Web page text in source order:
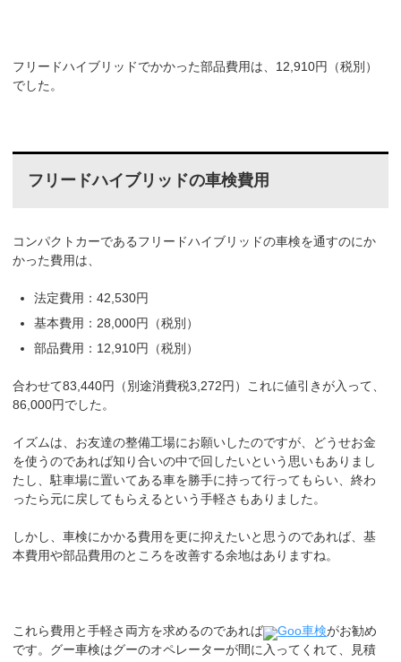
フリードハイブリッドでかかった部品費用は、12,910円（税別）
でした。
フリードハイブリッドの車検費用
コンパクトカーであるフリードハイブリッドの車検を通すのにか
かった費用は、
法定費用：42,530円
基本費用：28,000円（税別）
部品費用：12,910円（税別）
合わせて83,440円（別途消費税3,272円）これに値引きが入って、
86,000円でした。
イズムは、お友達の整備工場にお願いしたのですが、どうせお金
を使うのであれば知り合いの中で回したいという思いもありまし
たし、駐車場に置いてある車を勝手に持って行ってもらい、終わ
ったら元に戻してもらえるという手軽さもありました。
しかし、車検にかかる費用を更に抑えたいと思うのであれば、基
本費用や部品費用のところを改善する余地はありますね。
これら費用と手軽さ両方を求めるのであれば Goo車検がお勧め
です。グー車検はグーのオペレーターが間に入ってくれて、見積